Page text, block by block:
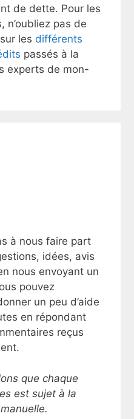
de dette. Pour les
n’oubliez pas de
les différents
passés à la
experts de mon-
à nous faire part
idées, avis
nous envoyant un
pouvez
un peu d’aide
en répondant
reçus
que chaque
est sujet à la